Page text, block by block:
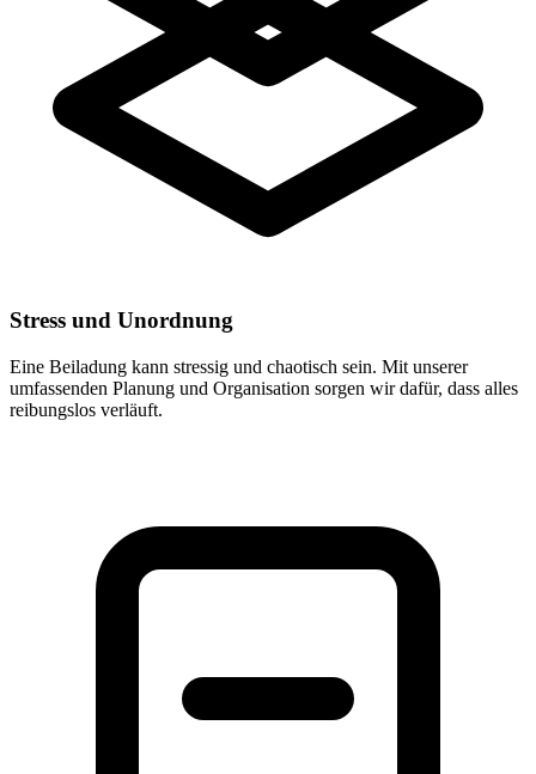
Stress und Unordnung
Eine Beiladung kann stressig und chaotisch sein. Mit unserer
umfassenden Planung und Organisation sorgen wir dafür, dass alles
reibungslos verläuft.